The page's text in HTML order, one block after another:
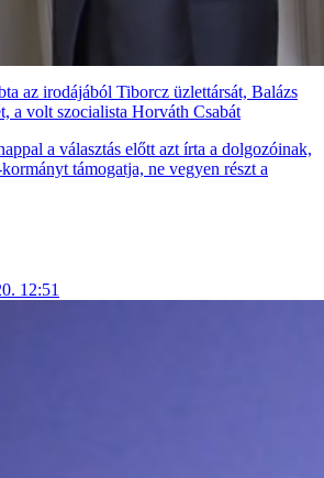
az irodájából Tiborcz üzlettársát, Balázs
a volt szocialista Horváth Csabát
a választás előtt azt írta a dolgozóinak,
támogatja, ne vegyen részt a
12:51